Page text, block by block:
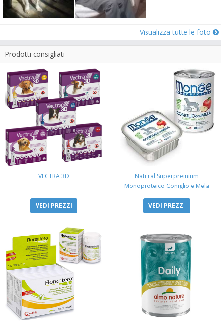
Visualizza tutte le foto
Prodotti consigliati
VECTRA 3D
VEDI PREZZI
Natural Superpremium
Monoproteico Coniglio e Mela
VEDI PREZZI